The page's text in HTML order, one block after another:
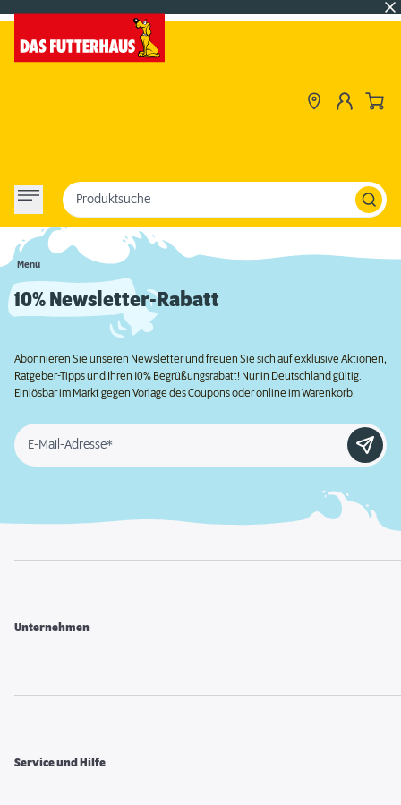
Menü
Produktsuche
10% Newsletter-Rabatt
Abonnieren Sie unseren Newsletter und freuen Sie sich auf exklusive Aktionen,
Ratgeber-Tipps und Ihren 10% Begrüßungsrabatt! Nur in Deutschland gültig.
Einlösbar im Markt gegen Vorlage des Coupons oder online im Warenkorb.
E-Mail-Adresse*
Unternehmen
Service und Hilfe